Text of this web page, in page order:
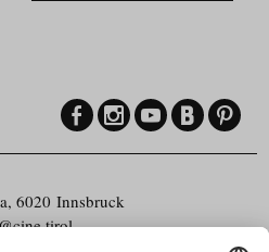
6020 Innsbruck